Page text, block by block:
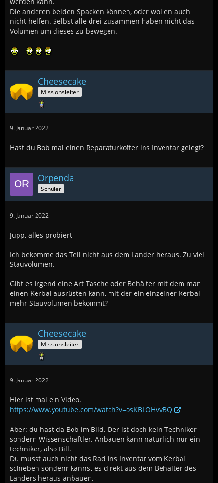
Die anderen beiden Spacken können, oder wollen auch
nicht helfen. Selbst alle drei zusammen haben nicht das
Volumen um dieses zu bewegen.
Cheesecake
Missionsleiter
9. Januar 2022
Hast du Bob mal einen Reparaturkoffer ins Inventar gelegt?
Orpenda
Schüler
9. Januar 2022
Jupp, alles probiert.
Ich bekomme das Teil nicht aus dem Lander heraus. Zu viel
Stauvolumen.
Gibt es irgend eine Art Tasche oder Behälter mit dem man
einen Kerbal ausrüsten kann, mit der ein einzelner Kerbal
mehr Stauvolumen bekommt?
Cheesecake
Missionsleiter
9. Januar 2022
Hier ist mal ein Video.
https://www.youtube.com/watch?v=osKBLOHvvBQ
Aber: du hast da Bob im Bild. Der ist doch kein Techniker
sondern Wissenschaftler. Anbauen kann natürlich nur ein
techniker, also Bill.
Du musst auch nicht das Rad ins Inventar vom Kerbal
schieben sondenr kannst es direkt aus dem Behälter des
Landers heraus anbauen.